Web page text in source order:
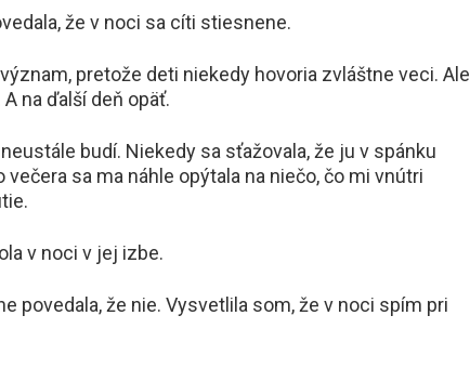
že v noci sa cíti stiesnene.
pretože deti niekedy hovoria zvláštne veci. Ale
na ďalší deň opäť.
budí. Niekedy sa sťažovala, že ju v spánku
sa ma náhle opýtala na niečo, čo mi vnútri
v noci v jej izbe.
povedala, že nie. Vysvetlila som, že v noci spím pri